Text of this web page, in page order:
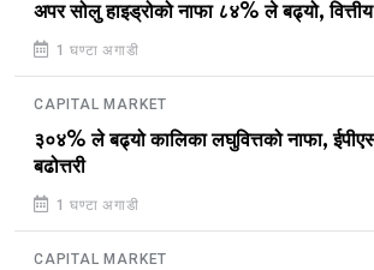
अपर सोलु हाइड्रोको नाफा ८४% ले बढ्यो,
1 घण्टा अगाडी
CAPITAL MARKET
३०४% ले बढ्यो कालिका लघुवित्तको नाफा,
बढोत्तरी
1 घण्टा अगाडी
CAPITAL MARKET